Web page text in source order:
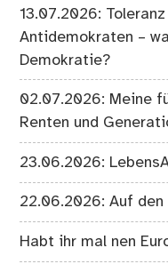
13.07.2026:
Antidemokraten –
Demokratie?
02.07.2026: Meine
Renten und
23.06.2026:
22.06.2026: Auf
Habt ihr mal nen